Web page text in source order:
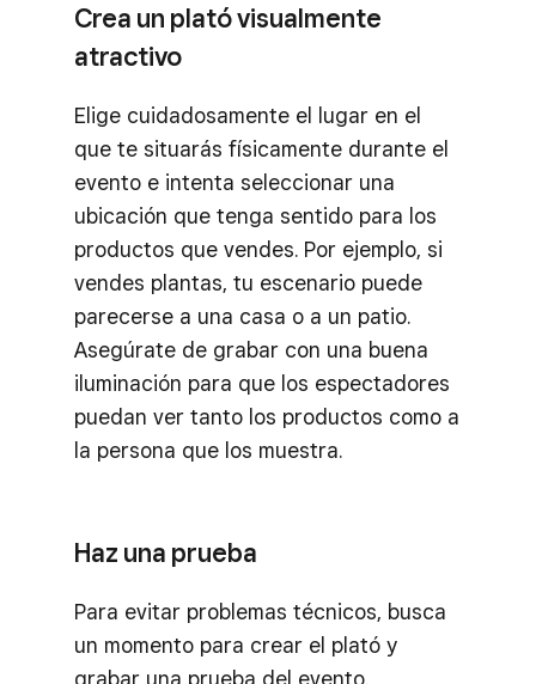
Crea un plató visualmente
atractivo
Elige cuidadosamente el lugar en el
que te situarás físicamente durante el
evento e intenta seleccionar una
ubicación que tenga sentido para los
productos que vendes. Por ejemplo, si
vendes plantas, tu escenario puede
parecerse a una casa o a un patio.
Asegúrate de grabar con una buena
iluminación para que los espectadores
puedan ver tanto los productos como a
la persona que los muestra.
Haz una prueba
Para evitar problemas técnicos, busca
un momento para crear el plató y
grabar una prueba del evento,